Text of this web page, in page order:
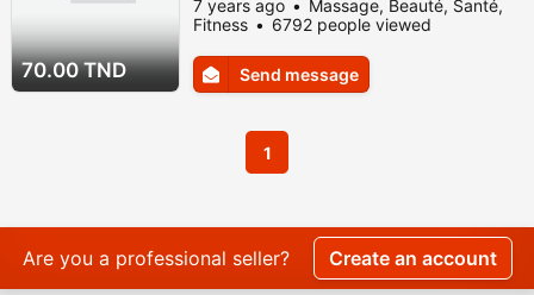
70.00 TND
et 90 d 1h assurées par Nesrine et Narmine
spécialistes de la relaxation Massage
Thaïlandais 1h 15 min avec un rituel et
ambiance spéciale par une professionnelle
7 years ago
Massage, Beauté, Santé,
Fitness
6792 people viewed
Send message
1
Are you a professional seller? Create an account